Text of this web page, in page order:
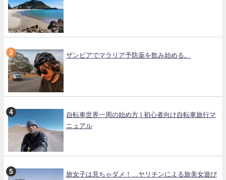
ザンビアでマラリア予防薬を飲み始める。
自転車世界一周の始め方 | 初心者向け自転車旅行マ
ニュアル
旅女子は見ちゃダメ！…ヤリチンによる旅美女遊び